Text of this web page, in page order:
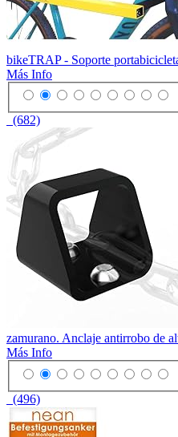
bikeTRAP - Soporte
Más Info
(682)
zamurano. Anclaje antirrobo de
Más Info
(496)